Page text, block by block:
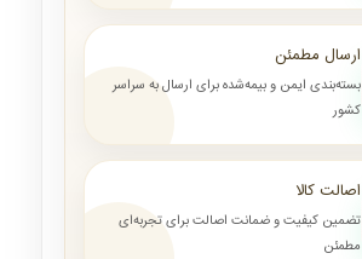
ارسال مطمئن
بسته‌بندی ایمن و بیمه‌شده برای ارسال به سراسر
کشور
اصالت کالا
تضمین کیفیت و ضمانت اصالت برای تجربه‌ای
مطمئن